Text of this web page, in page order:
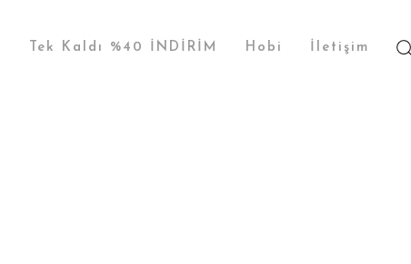
Tek Kaldı %40 İNDİRİM Hobi İletişim